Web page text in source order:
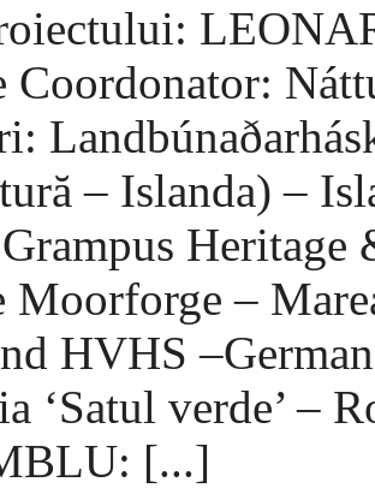
Coordonator:
– Islanda) –
Moorforge –
HVHS
‘Satul verde’ –
[...]